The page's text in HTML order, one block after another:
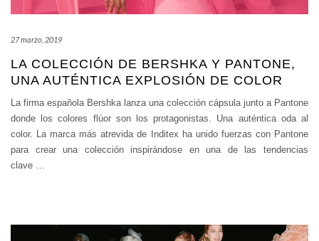
27 marzo, 2019
LA COLECCIÓN DE BERSHKA Y PANTONE,
UNA AUTÉNTICA EXPLOSIÓN DE COLOR
La firma española Bershka lanza una colección cápsula junto a Pantone
donde los colores flúor son los protagonistas. Una auténtica oda al
color. La marca más atrevida de Inditex ha unido fuerzas con Pantone
para crear una colección inspirándose en una de las tendencias
clave